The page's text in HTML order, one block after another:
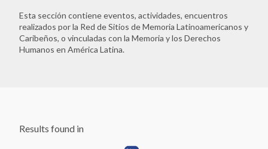
Esta sección contiene eventos, actividades, encuentros
realizados por la Red de Sitios de Memoria Latinoamericanos y
Caribeños, o vinculadas con la Memoria y los Derechos
Humanos en América Latina.
Results found in
Faro de la Memoria
Fundación 1367- Casa Memoria José Domingo Cañas
Fundación de Ayuda Social de las Iglesias Cristianas
Fundación Grupo de Apoyo Mutuo (GAM)
LUME - Lugar de Memoria para la Democracia